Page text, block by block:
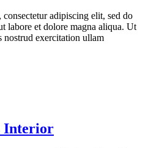
adipiscing elit, sed do
labore et dolore magna aliqua. Ut
nostrud exercitation ullam
Interior